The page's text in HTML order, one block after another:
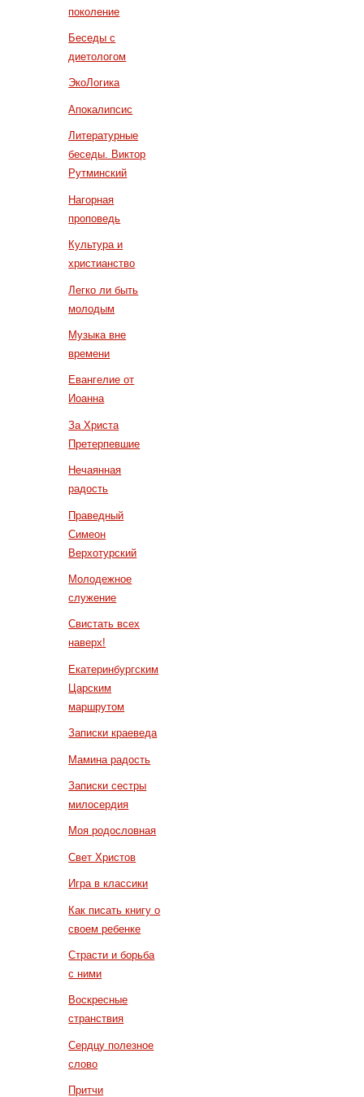
поколение
Беседы с
диетологом
ЭкоЛогика
Апокалипсис
Литературные
беседы. Виктор
Рутминский
Нагорная
проповедь
Культура и
христианство
Легко ли быть
молодым
Музыка вне
времени
Евангелие от
Иоанна
За Христа
Претерпевшие
Нечаянная
радость
Праведный
Симеон
Верхотурский
Молодежное
служение
Свистать всех
наверх!
Екатеринбургским
Царским
маршрутом
Записки краеведа
Мамина радость
Записки сестры
милосердия
Моя родословная
Свет Христов
Игра в классики
Как писать книгу о
своем ребенке
Страсти и борьба
с ними
Воскресные
странствия
Сердцу полезное
слово
Притчи